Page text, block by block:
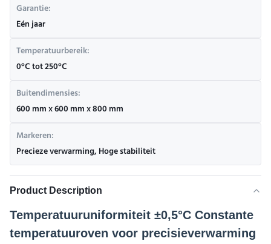
Garantie:
Eén jaar
Temperatuurbereik:
0°C tot 250°C
Buitendimensies:
600 mm x 600 mm x 800 mm
Markeren:
Precieze verwarming,Hoge stabiliteit
Product Description
Temperatuuruniformiteit ±0,5°C Constante
temperatuuroven voor precisieverwarming